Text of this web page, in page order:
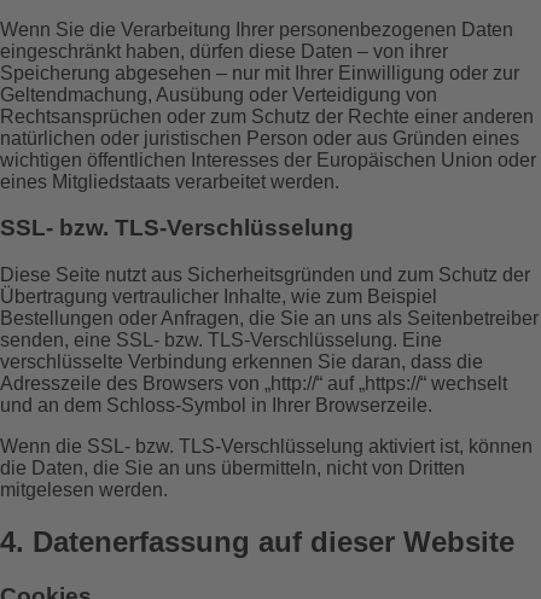
Wenn Sie die Verarbeitung Ihrer personenbezogenen Daten
eingeschränkt haben, dürfen diese Daten – von ihrer
Speicherung abgesehen – nur mit Ihrer Einwilligung oder zur
Geltendmachung, Ausübung oder Verteidigung von
Rechtsansprüchen oder zum Schutz der Rechte einer anderen
natürlichen oder juristischen Person oder aus Gründen eines
wichtigen öffentlichen Interesses der Europäischen Union oder
eines Mitgliedstaats verarbeitet werden.
SSL- bzw. TLS-Verschlüsselung
Diese Seite nutzt aus Sicherheitsgründen und zum Schutz der
Übertragung vertraulicher Inhalte, wie zum Beispiel
Bestellungen oder Anfragen, die Sie an uns als Seitenbetreiber
senden, eine SSL- bzw. TLS-Verschlüsselung. Eine
verschlüsselte Verbindung erkennen Sie daran, dass die
Adresszeile des Browsers von „http://“ auf „https://“ wechselt
und an dem Schloss-Symbol in Ihrer Browserzeile.
Wenn die SSL- bzw. TLS-Verschlüsselung aktiviert ist, können
die Daten, die Sie an uns übermitteln, nicht von Dritten
mitgelesen werden.
4. Datenerfassung auf dieser Website